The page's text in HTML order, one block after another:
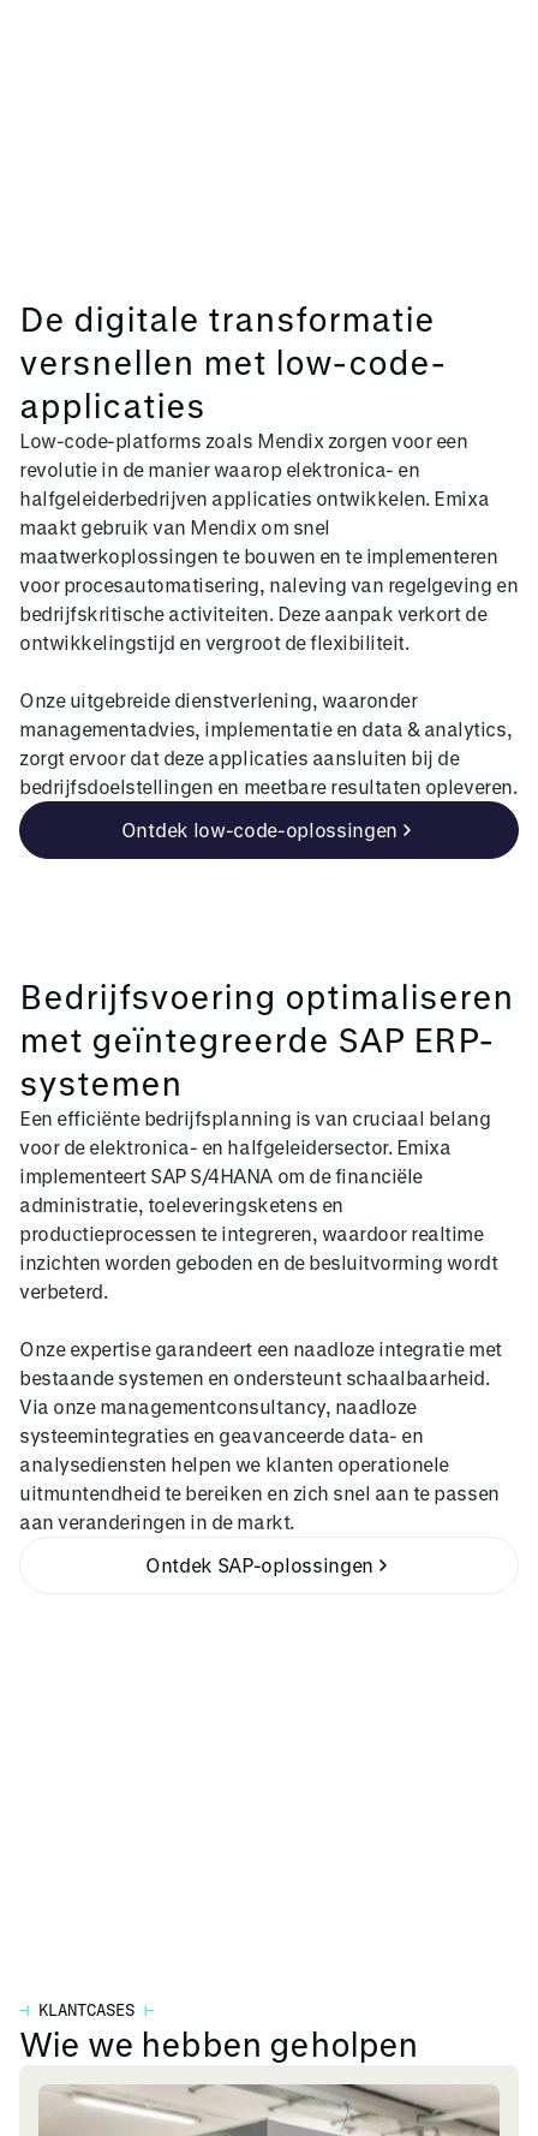
De digitale transformatie
versnellen met low-code-
applicaties
Low-code-platforms zoals Mendix zorgen voor een
revolutie in de manier waarop elektronica- en
halfgeleiderbedrijven applicaties ontwikkelen. Emixa
maakt gebruik van Mendix om snel
maatwerkoplossingen te bouwen en te implementeren
voor procesautomatisering, naleving van regelgeving en
bedrijfskritische activiteiten. Deze aanpak verkort de
ontwikkelingstijd en vergroot de flexibiliteit.
Onze uitgebreide dienstverlening, waaronder
managementadvies, implementatie en data & analytics,
zorgt ervoor dat deze applicaties aansluiten bij de
bedrijfsdoelstellingen en meetbare resultaten opleveren.
Ontdek low-code-oplossingen
Bedrijfsvoering optimaliseren
met geïntegreerde SAP ERP-
systemen
Een efficiënte bedrijfsplanning is van cruciaal belang
voor de elektronica- en halfgeleidersector. Emixa
implementeert SAP S/4HANA om de financiële
administratie, toeleveringsketens en
productieprocessen te integreren, waardoor realtime
inzichten worden geboden en de besluitvorming wordt
verbeterd.
Onze expertise garandeert een naadloze integratie met
bestaande systemen en ondersteunt schaalbaarheid.
Via onze managementconsultancy, naadloze
systeemintegraties en geavanceerde data- en
analysediensten helpen we klanten operationele
uitmuntendheid te bereiken en zich snel aan te passen
aan veranderingen in de markt.
Ontdek SAP-oplossingen
⊣ KLANTCASES ⊢
Wie we hebben geholpen